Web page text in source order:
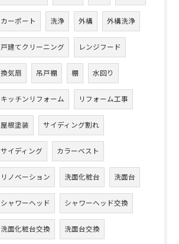
カーポート 洗浄 外構 外構洗浄
戸建てクリーニング レンジフード
換気扇 吊戸棚 棚 水回り
キッチンリフォーム リフォーム工事
屋根塗装 サイディング割れ
サイディング カラーベスト
リノベーション 洗面化粧台 洗面台
シャワーヘッド シャワーヘッド交換
洗面化粧台交換 洗面台交換